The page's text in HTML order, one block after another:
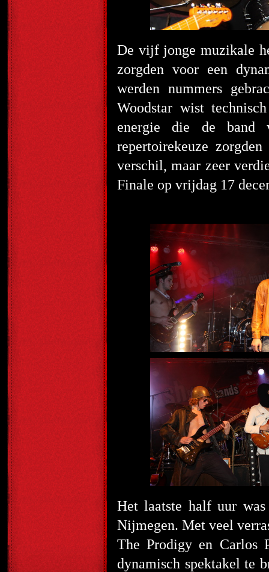
De vijf jonge muzikale
zorgden voor een
werden nummers
Woodstar wist
energie die de band
repertoirekeuze
verschil, maar zeer
Finale op vrijdag 17
Het laatste half uur
Nijmegen. Met veel
The Prodigy en Carlos
dynamisch spektakel te